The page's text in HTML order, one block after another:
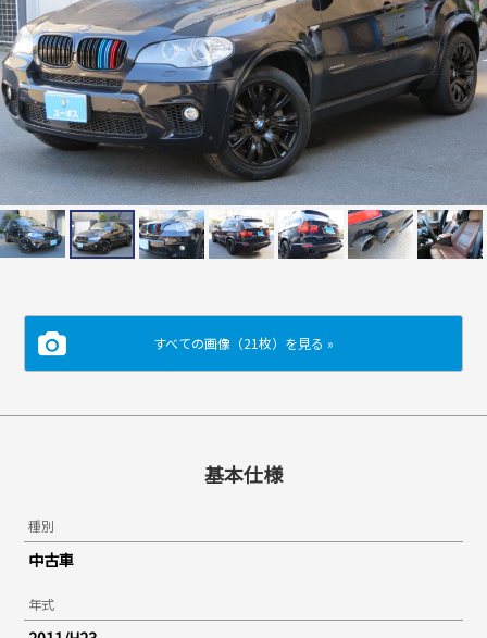
すべての画像（21枚）を見る »
基本仕様
種別
中古車
年式